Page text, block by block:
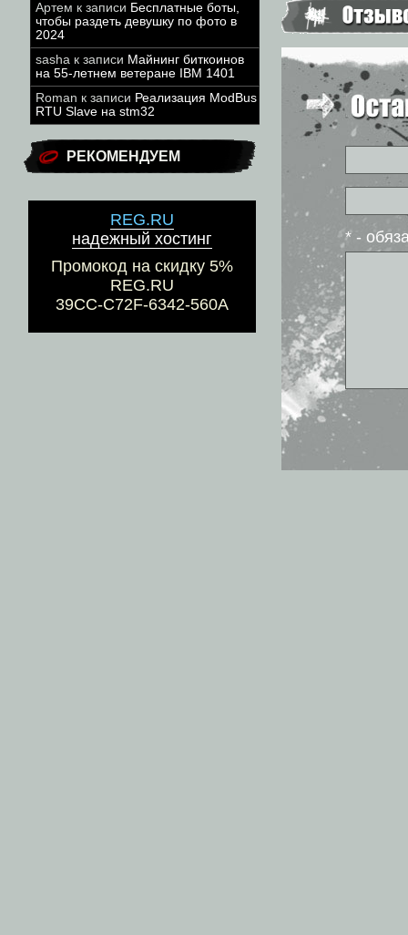
Артем к записи Бесплатные боты,
чтобы раздеть девушку по фото в
2024
sasha к записи Майнинг биткоинов
на 55-летнем ветеране IBM 1401
Roman к записи Реализация ModBus
RTU Slave на stm32
РЕКОМЕНДУЕМ
REG.RU
надежный хостинг
Промокод на скидку 5%
REG.RU
39CC-C72F-6342-560A
* -